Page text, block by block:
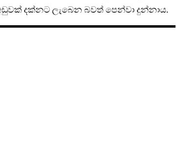
දක්නට ලැබෙන බවත් පෙන්වා දුන්නාය.